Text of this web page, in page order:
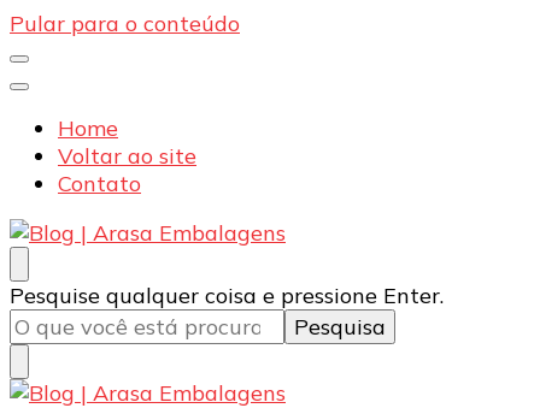
Pular para o conteúdo
Home
Voltar ao site
Contato
Blog | Arasa Embalagens
Confira conteúdos sobre embalagens para pizzas,
doces e salgados. Tudo para seu comércio com a
qualidade Arasa. Leia nossos conteúdos!
Procurando
algo?
Pesquise qualquer coisa e pressione Enter.